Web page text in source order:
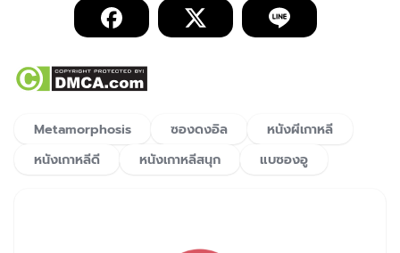
Metamorphosis ซองดงอิล
หนังผีเกาหลี
หนังเกาหลีดี
หนังเกาหลีสนุก แบซองอู